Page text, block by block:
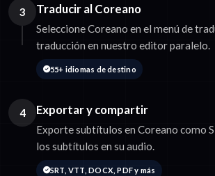
3 Traducir al Coreano
Seleccione Coreano en el menú de
traducción en nuestro editor paralelo.
55+ idiomas de destino
4 Exportar y compartir
Exporte subtítulos en Coreano como
los subtítulos en su audio.
SRT, VTT, DOCX, PDF y más